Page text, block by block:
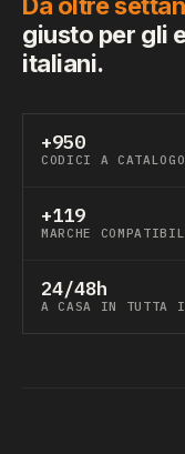
giusto per gli
italiani.
+950
CODICI A CATALOGO
+119
MARCHE
24/48h
A CASA IN TUTTA